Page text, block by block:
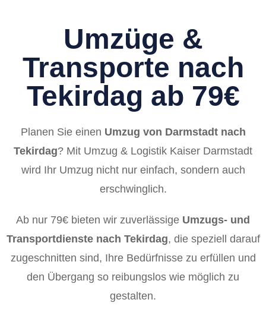
Umzüge &
Transporte nach
Tekirdag ab 79€
Planen Sie einen Umzug von Darmstadt nach
Tekirdag? Mit Umzug & Logistik Kaiser Darmstadt
wird Ihr Umzug nicht nur einfach, sondern auch
erschwinglich.
Ab nur 79€ bieten wir zuverlässige Umzugs- und
Transportdienste nach Tekirdag, die speziell darauf
zugeschnitten sind, Ihre Bedürfnisse zu erfüllen und
den Übergang so reibungslos wie möglich zu
gestalten.